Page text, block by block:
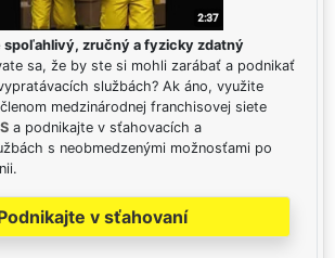
spoľahlivý, zručný a fyzicky zdatný
sa, že by ste si mohli zarábať a podnikať
službách? Ak áno, využite
medzinárodnej franchisovej siete
a podnikajte v sťahovacích a
s neobmedzenými možnosťami po
v sťahovaní